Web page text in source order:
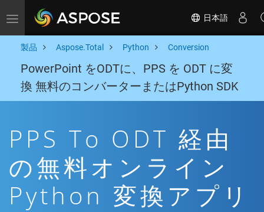
Toggle navigation 日本語
製品 Aspose.Total Python Conversion
PowerPoint をODTに、PPS を ODT に変
換 無料のコンバーターまたはPython SDK
PPS To ODT 経由
の無料オンライン
Python 変換アプリ